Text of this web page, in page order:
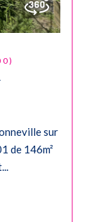
sur
de 146m²